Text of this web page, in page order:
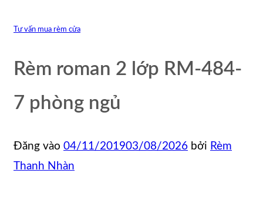
Tư vấn mua rèm cửa
Rèm roman 2 lớp RM-484-
7 phòng ngủ
Đăng vào 04/11/201903/08/2026 bởi Rèm
Thanh Nhàn